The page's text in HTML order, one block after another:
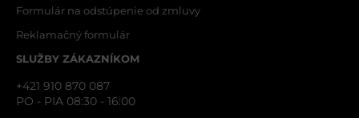
Formulár na odstúpenie od zmluvy
Reklamačný formulár
SLUŽBY ZÁKAZNÍKOM
+421 910 870 087
PO - PIA 08:30 - 16:00